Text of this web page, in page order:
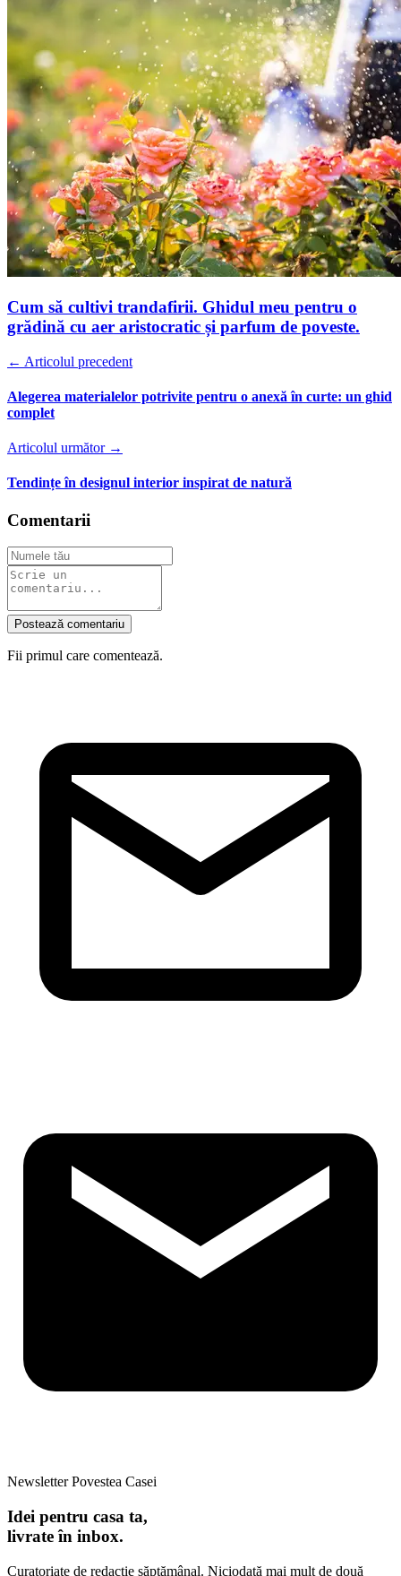
Cum să cultivi trandafirii. Ghidul meu pentru o
grădină cu aer aristocratic și parfum de poveste.
← Articolul precedent
Alegerea materialelor potrivite pentru o anexă în curte: un ghid
complet
Articolul următor →
Tendințe în designul interior inspirat de natură
Comentarii
Postează comentariu
Fii primul care comentează.
Newsletter Povestea Casei
Idei pentru casa ta,
livrate în inbox.
Curatoriate de redacție săptămânal. Niciodată mai mult de două